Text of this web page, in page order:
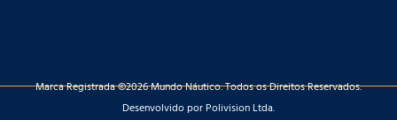
Marca Registrada ©2026 Mundo Náutico. Todos os Direitos Reservados.
Desenvolvido por Polivision Ltda.